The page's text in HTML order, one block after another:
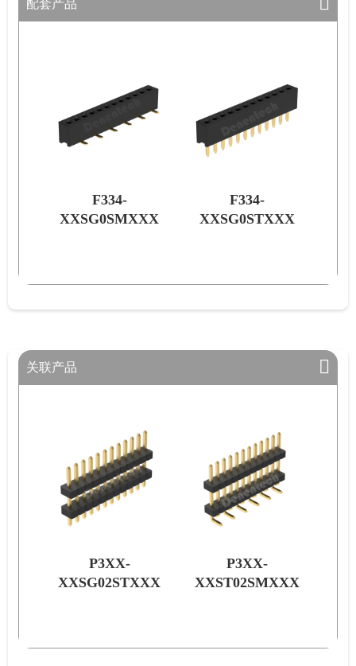
配套产品
F334-
XXSG0STXXX
F320-
XXSG0STXXX
关联产品
P3XX-
XXST02SMXXX
P3XX-
XXST01RLXXX